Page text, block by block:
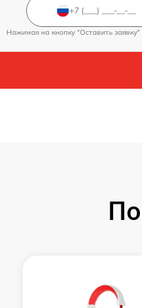
Нажимая на кнопку "Оставить